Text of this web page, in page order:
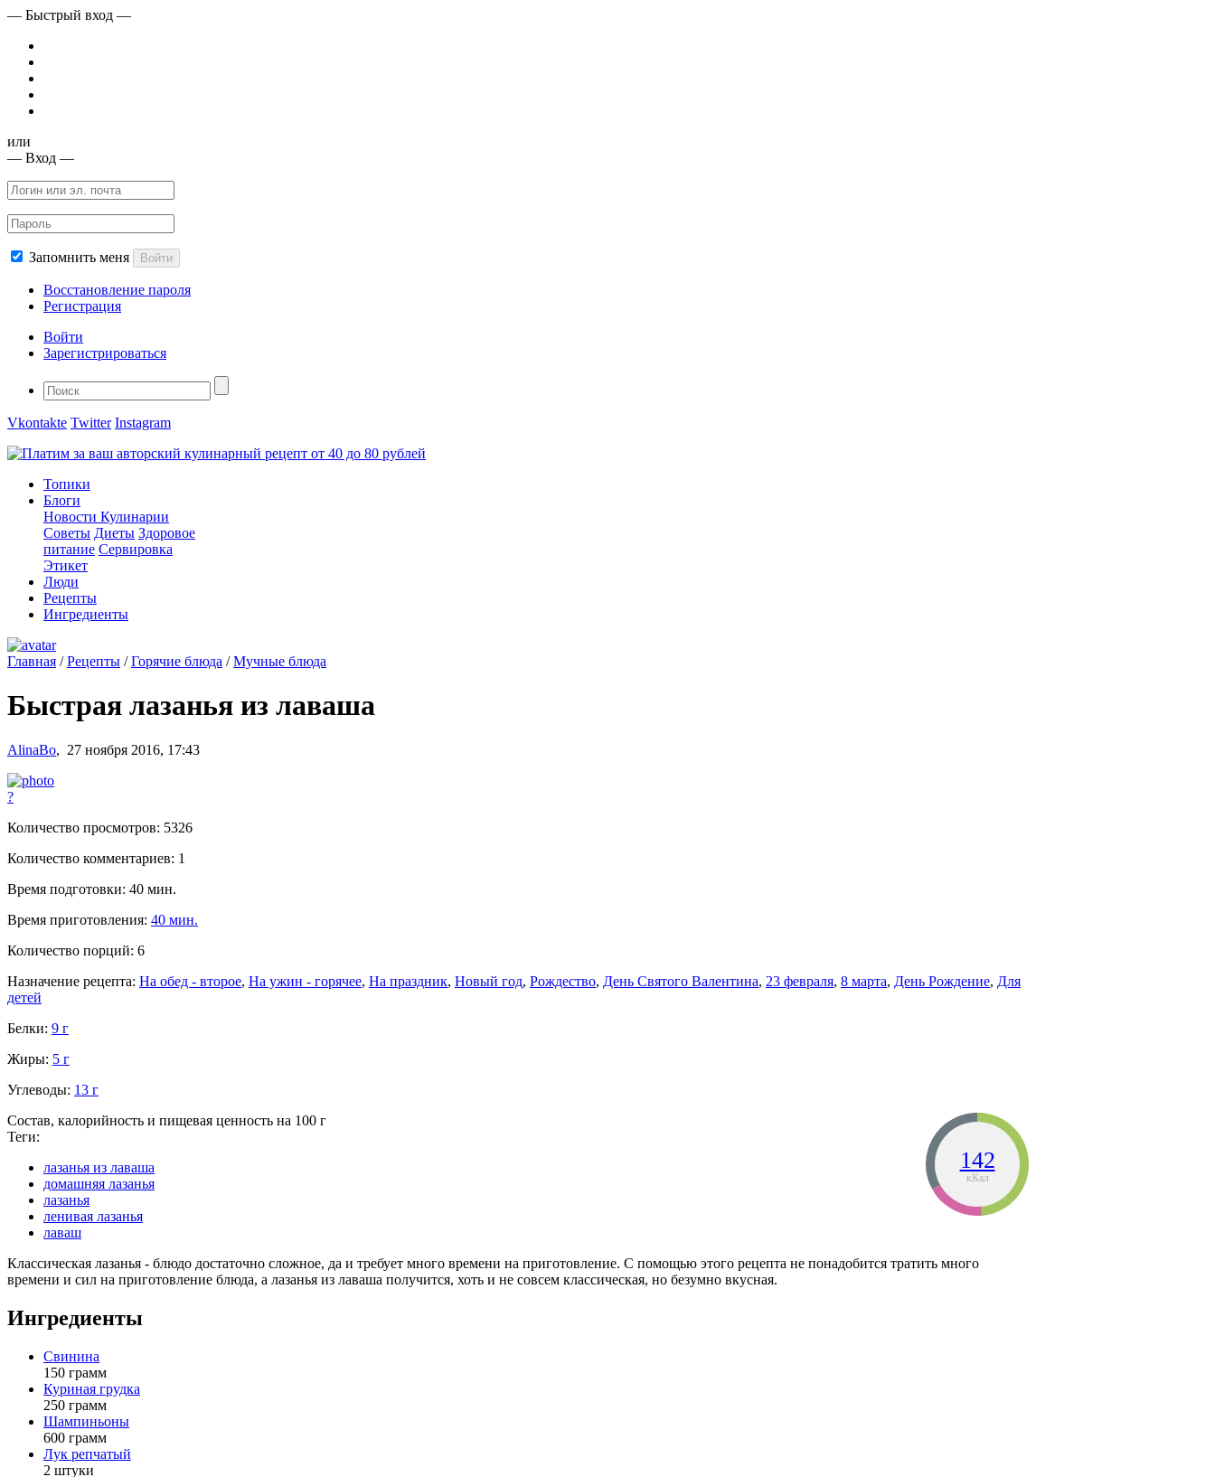
— Быстрый вход —
или
— Вход —
Запомнить меня Войти
Восстановление пароля
Регистрация
Войти
Зарегистрироваться
Vkontakte Twitter Instagram
Топики
Блоги
Новости Кулинарии
Советы Диеты Здоровое
питание Сервировка
Этикет
Люди
Рецепты
Ингредиенты
Главная /Рецепты /Горячие блюда /Мучные блюда
Быстрая лазанья из лаваша
AlinaBo, 27 ноября 2016, 17:43
?
Количество просмотров: 5326
Количество комментариев: 1
Время подготовки: 40 мин.
Время приготовления: 40 мин.
Количество порций: 6
Назначение рецепта: На обед - второе, На ужин - горячее, На праздник, Новый год, Рождество, День Святого Валентина, 23 февраля, 8 марта, День Рождение, Для
детей
Белки: 9 г
Жиры: 5 г
Углеводы: 13 г
142
кКал
Состав, калорийность и пищевая ценность на 100 г
Теги:
лазанья из лаваша
домашняя лазанья
лазанья
ленивая лазанья
лаваш
Классическая лазанья - блюдо достаточно сложное, да и требует много времени на приготовление. С помощью этого рецепта не понадобится тратить много
времени и сил на приготовление блюда, а лазанья из лаваша получится, хоть и не совсем классическая, но безумно вкусная.
Ингредиенты
Свинина
150 грамм
Куриная грудка
250 грамм
Шампиньоны
600 грамм
Лук репчатый
2 штуки